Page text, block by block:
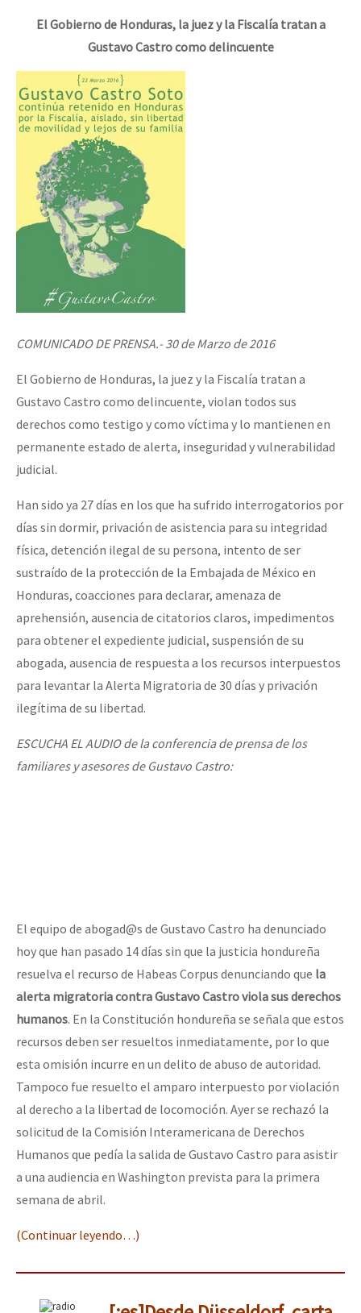
El Gobierno de Honduras, la juez y la Fiscalía tratan a
Gustavo Castro como delincuente
COMUNICADO DE PRENSA.- 30 de Marzo de 2016
El Gobierno de Honduras, la juez y la Fiscalía tratan a
Gustavo Castro como delincuente, violan todos sus
derechos como testigo y como víctima y lo mantienen en
permanente estado de alerta, inseguridad y vulnerabilidad
judicial.
Han sido ya 27 días en los que ha sufrido interrogatorios por
días sin dormir, privación de asistencia para su integridad
física, detención ilegal de su persona, intento de ser
sustraído de la protección de la Embajada de México en
Honduras, coacciones para declarar, amenaza de
aprehensión, ausencia de citatorios claros, impedimentos
para obtener el expediente judicial, suspensión de su
abogada, ausencia de respuesta a los recursos interpuestos
para levantar la Alerta Migratoria de 30 días y privación
ilegítima de su libertad.
ESCUCHA EL AUDIO de la conferencia de prensa de los
familiares y asesores de Gustavo Castro:
El equipo de abogad@s de Gustavo Castro ha denunciado
hoy que han pasado 14 días sin que la justicia hondureña
resuelva el recurso de Habeas Corpus denunciando que la
alerta migratoria contra Gustavo Castro viola sus derechos
humanos. En la Constitución hondureña se señala que estos
recursos deben ser resueltos inmediatamente, por lo que
esta omisión incurre en un delito de abuso de autoridad.
Tampoco fue resuelto el amparo interpuesto por violación
al derecho a la libertad de locomoción. Ayer se rechazó la
solicitud de la Comisión Interamericana de Derechos
Humanos que pedía la salida de Gustavo Castro para asistir
a una audiencia en Washington prevista para la primera
semana de abril.
(Continuar leyendo…)